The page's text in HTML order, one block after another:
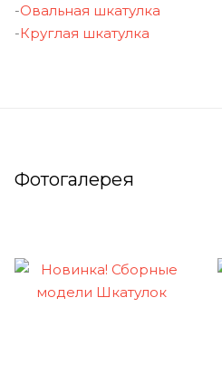
-Овальная шкатулка
-Круглая шкатулка
Фотогалерея